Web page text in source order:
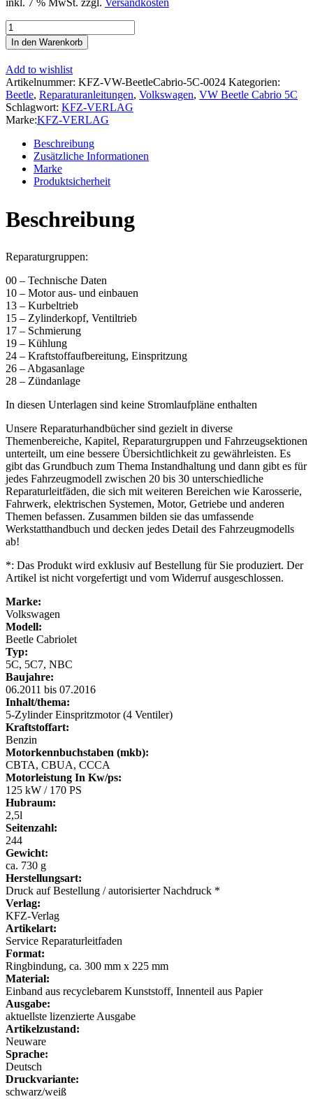
inkl. 7 % MwSt. zzgl. Versandkosten
VW
Beetle
Cabrio
5C
2011-
2016
5-
Zyl.
Benzinmotor
Reparaturanleitung
Menge
In den Warenkorb
Add to wishlist
Artikelnummer: KFZ-VW-BeetleCabrio-5C-0024 Kategorien:
Beetle, Reparaturanleitungen, Volkswagen, VW Beetle Cabrio 5C
Schlagwort: KFZ-VERLAG
Marke:KFZ-VERLAG
Beschreibung
Zusätzliche Informationen
Marke
Produktsicherheit
Beschreibung
Reparaturgruppen:
00 – Technische Daten
10 – Motor aus- und einbauen
13 – Kurbeltrieb
15 – Zylinderkopf, Ventiltrieb
17 – Schmierung
19 – Kühlung
24 – Kraftstoffaufbereitung, Einspritzung
26 – Abgasanlage
28 – Zündanlage
In diesen Unterlagen sind keine Stromlaufpläne enthalten
Unsere Reparaturhandbücher sind gezielt in diverse
Themenbereiche, Kapitel, Reparaturgruppen und Fahrzeugsektionen
unterteilt, um eine bessere Übersichtlichkeit zu gewährleisten. Es
gibt das Grundbuch zum Thema Instandhaltung und dann gibt es für
jedes Fahrzeugmodell zwischen 20 bis 30 unterschiedliche
Reparaturleitfäden, die sich mit weiteren Bereichen wie Karosserie,
Fahrwerk, elektrischen Systemen, Motor, Getriebe und anderen
Themen befassen. Zusammen bilden sie das umfassende
Werkstatthandbuch und decken jedes Detail des Fahrzeugmodells
ab!
*: Das Produkt wird exklusiv auf Bestellung für Sie produziert. Der
Artikel ist nicht vorgefertigt und vom Widerruf ausgeschlossen.
Marke:
Volkswagen
Modell:
Beetle Cabriolet
Typ:
5C, 5C7, NBC
Baujahre:
06.2011 bis 07.2016
Inhalt/thema:
5-Zylinder Einspritzmotor (4 Ventiler)
Kraftstoffart:
Benzin
Motorkennbuchstaben (mkb):
CBTA, CBUA, CCCA
Motorleistung In Kw/ps:
125 kW / 170 PS
Hubraum:
2,5l
Seitenzahl:
244
Gewicht:
ca. 730 g
Herstellungsart:
Druck auf Bestellung / autorisierter Nachdruck *
Verlag:
KFZ-Verlag
Artikelart:
Service Reparaturleitfaden
Format:
Ringbindung, ca. 300 mm x 225 mm
Material:
Einband aus recyclebarem Kunststoff, Innenteil aus Papier
Ausgabe:
aktuellste lizenzierte Ausgabe
Artikelzustand:
Neuware
Sprache:
Deutsch
Druckvariante:
schwarz/weiß